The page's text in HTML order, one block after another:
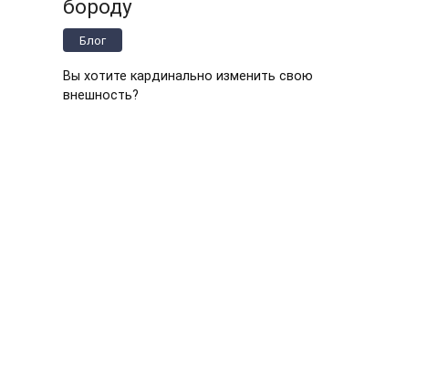
бороду
Блог
Вы хотите кардинально изменить свою
внешность?